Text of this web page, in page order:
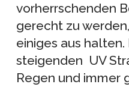
vorherrschenden
gerecht zu
einiges aus
steigenden UV
Regen und immer